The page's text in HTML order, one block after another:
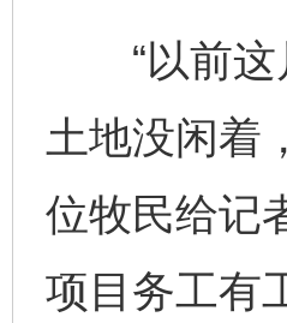
“以前这
土地没闲着
位牧民给记
项目务工有